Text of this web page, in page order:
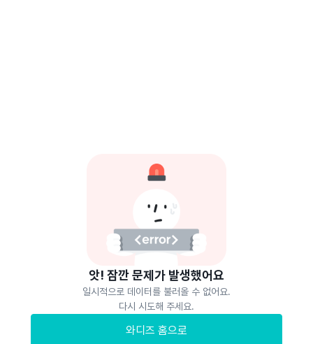
앗! 잠깐 문제가 발생했어요
일시적으로 데이터를 불러올 수 없어요.
다시 시도해 주세요.
와디즈 홈으로